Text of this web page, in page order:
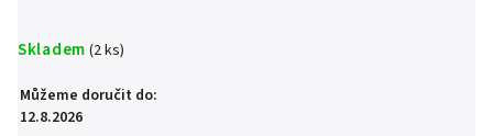
Skladem (2 ks)
Můžeme doručit do:
12.8.2026